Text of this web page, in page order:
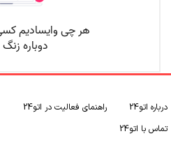
درباره اتو24 راهنمای فعالیت در اتو24
تماس با اتو24